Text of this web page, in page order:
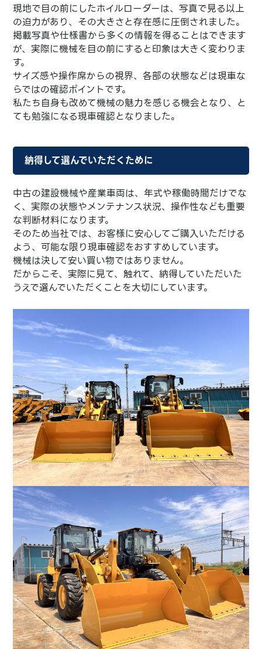
現地で目の前にしたホイルローダーは、写真で見る以上
の迫力があり、その大きさと存在感に圧倒されました。
掲載写真や仕様書から多くの情報を得ることはできます
が、実際に機械を目の前にすると印象は大きく変わりま
す。
サイズ感や操作席からの視界、各部の状態などは現車な
らではの確認ポイントです。
私たち自身も改めて機械の魅力を感じる機会となり、と
ても勉強になる現車確認となりました。
納得して選んでいただくために
中古の建設機械や産業車両は、年式や稼働時間だけでな
く、実際の状態やメンテナンス状況、操作性なども重要
な判断材料になります。
そのため当社では、お客様に安心してご購入いただける
よう、可能な限り現車確認をおすすめしています。
機械は決して安い買い物ではありません。
だからこそ、実際に見て、触れて、納得していただいた
うえで選んでいただくことを大切にしています。